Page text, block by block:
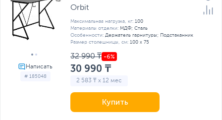
# 185048
Orbit
Максимальная нагрузка, кг: 100
Материалы отделки: МДФ; Сталь
Особенности: Держатель гарнитуры; Подстаканник
Размер столешницы, см: 100 x 75
32 990 ₸
30 990 ₸
2 583 ₸ x 12 мес
Купить